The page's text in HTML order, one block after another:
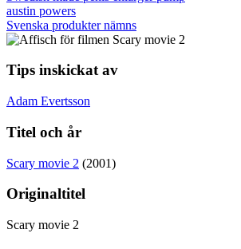
austin powers
Svenska produkter nämns
Tips inskickat av
Adam Evertsson
Titel och år
Scary movie 2 (2001)
Originaltitel
Scary movie 2